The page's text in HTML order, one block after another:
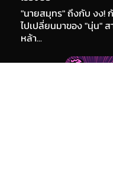
"นายสมุทร" ถึงกับ งง!
ไปเปลี่ยนมาของ "นุ่น" ส
หล้า...